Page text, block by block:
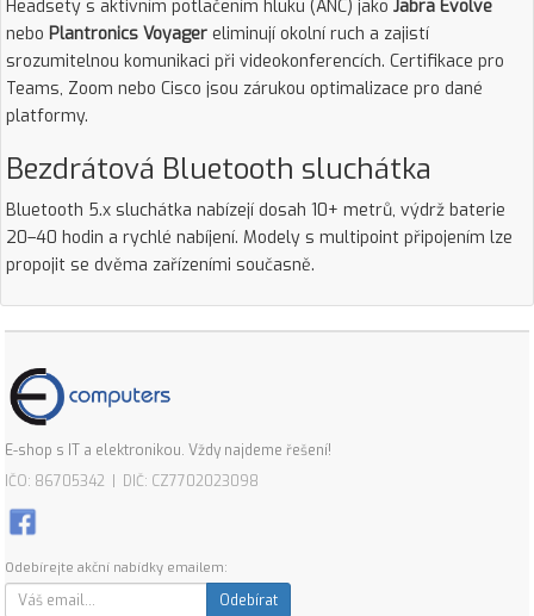
Headsety s aktivním potlačením hluku (ANC) jako Jabra Evolve
nebo Plantronics Voyager eliminují okolní ruch a zajistí
srozumitelnou komunikaci při videokonferencích. Certifikace pro
Teams, Zoom nebo Cisco jsou zárukou optimalizace pro dané
platformy.
Bezdrátová Bluetooth sluchátka
Bluetooth 5.x sluchátka nabízejí dosah 10+ metrů, výdrž baterie
20–40 hodin a rychlé nabíjení. Modely s multipoint připojením lze
propojit se dvěma zařízeními současně.
E-shop s IT a elektronikou. Vždy najdeme řešení!
IČO: 86705342 | DIČ: CZ7702023098
Odebírejte akční nabídky emailem:
Odebírat